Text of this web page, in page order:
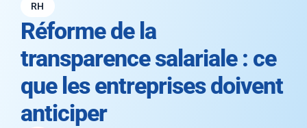
Ressources
RH
Réforme de la
transparence salariale : ce
que les entreprises doivent
anticiper